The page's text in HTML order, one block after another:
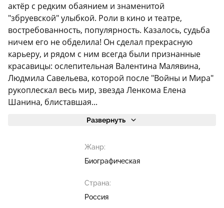
актёр с редким обаянием и знаменитой
"збруевской" улыбкой. Роли в кино и театре,
востребованность, популярность. Казалось, судьба
ничем его не обделила! Он сделал прекрасную
карьеру, и рядом с ним всегда были признанные
красавицы: ослепительная Валентина Малявина,
Людмила Савельева, которой после "Войны и Мира"
рукоплескал весь мир, звезда Ленкома Елена
Шанина, блиставшая...
Развернуть
Жанр:
Биографическая
Страна:
Россия